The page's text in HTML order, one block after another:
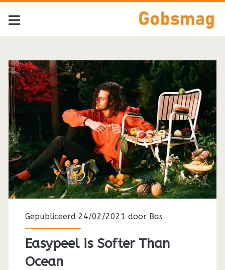
Gepubliceerd 24/02/2021 door Bas
Easypeel is Softer Than
Ocean